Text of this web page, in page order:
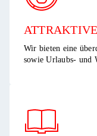
Wir bieten eine
sowie Urlaubs- und